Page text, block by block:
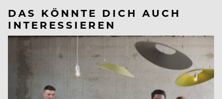
DAS KÖNNTE DICH AUCH
INTERESSIEREN